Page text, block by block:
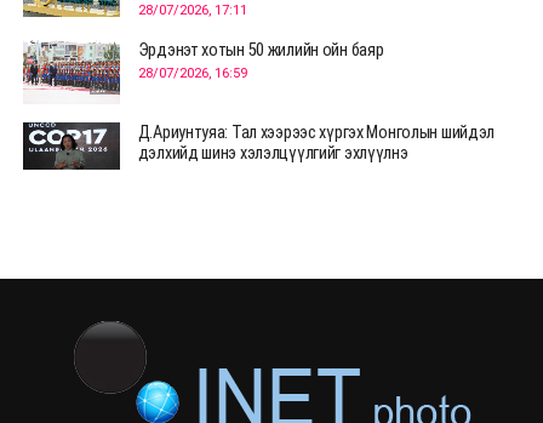
28/07/2026, 17:11
Эрдэнэт хотын 50 жилийн ойн баяр
28/07/2026, 16:59
Д.Ариунтуяа: Тал хээрээс хүргэх Монголын шийдэл
дэлхийд шинэ хэлэлцүүлгийг эхлүүлнэ
28/07/2026, 12:04
ХӨВСГӨЛ Нутгийн зөвлөлөөс МУАЖ Д.Цэрэндарьзавт
2 өрөө байр олгоно